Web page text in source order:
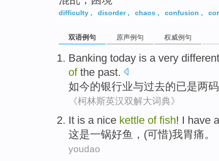
difficulty , disorder, chaos , confusion ,
双语例句 原声例句 权威例句
Banking today is a very
of the past.
如今的银行业与过去的已是两
《柯林斯英汉双解大词典》
It is a nice kettle of fish! I have
这是一锅好鱼 ，(可惜)我胃痛。
youdao